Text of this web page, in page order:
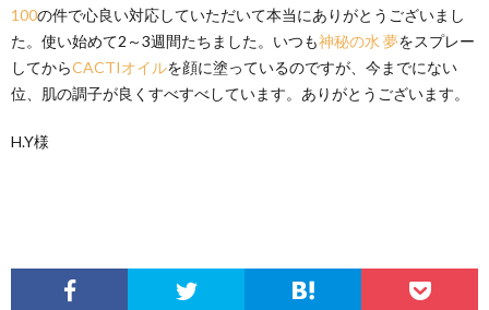
100の件で心良い対応していただいて本当にありがとうございまし
た。使い始めて2～3週間たちました。いつも神秘の水 夢をスプレー
してからCACTIオイルを顔に塗っているのですが、今までにない
位、肌の調子が良くすべすべしています。ありがとうございます。
H.Y様